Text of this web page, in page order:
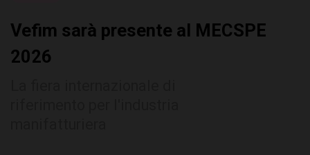
Vefim sarà presente al MECSPE
2026